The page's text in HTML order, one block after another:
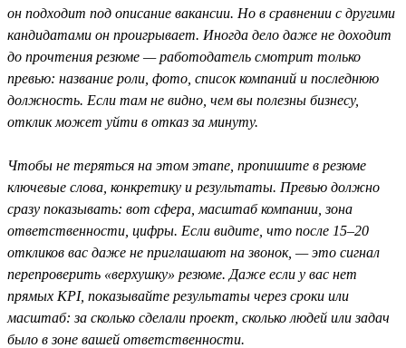
он подходит под описание вакансии. Но в сравнении с другими
кандидатами он проигрывает. Иногда дело даже не доходит
до прочтения резюме — работодатель смотрит только
превью: название роли, фото, список компаний и последнюю
должность. Если там не видно, чем вы полезны бизнесу,
отклик может уйти в отказ за минуту.
Чтобы не теряться на этом этапе, пропишите в резюме
ключевые слова, конкретику и результаты. Превью должно
сразу показывать: вот сфера, масштаб компании, зона
ответственности, цифры. Если видите, что после 15–20
откликов вас даже не приглашают на звонок, — это сигнал
перепроверить «верхушку» резюме. Даже если у вас нет
прямых KPI, показывайте результаты через сроки или
масштаб: за сколько сделали проект, сколько людей или задач
было в зоне вашей ответственности.